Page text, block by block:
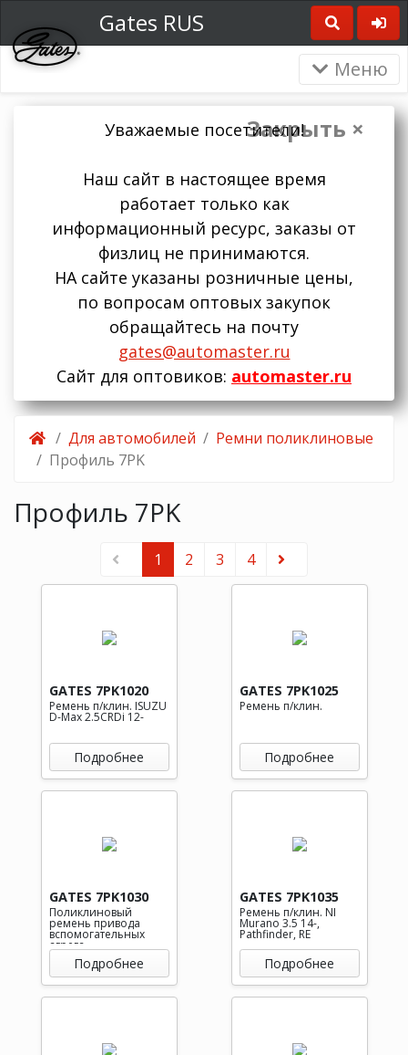
Gates RUS
Меню
Закрыть ×
Уважаемые посетители!
Наш сайт в настоящее время
работает только как
информационный ресурс, заказы от
физлиц не принимаются.
НА сайте указаны розничные цены,
по вопросам оптовых закупок
обращайтесь на почту
gates@automaster.ru
Сайт для оптовиков: automaster.ru
Для автомобилей
Ремни поликлиновые
Профиль 7PK
Профиль 7PK
1 2 3 4
GATES 7PK1020
Ремень п/клин. ISUZU
D-Max 2.5CRDi 12-
Подробнее
GATES 7PK1025
Ремень п/клин.
Подробнее
GATES 7PK1030
Поликлиновый
ремень привода
вспомогательных
агрега
Подробнее
GATES 7PK1035
Ремень п/клин. NI
Murano 3.5 14-,
Pathfinder, RE
Подробнее